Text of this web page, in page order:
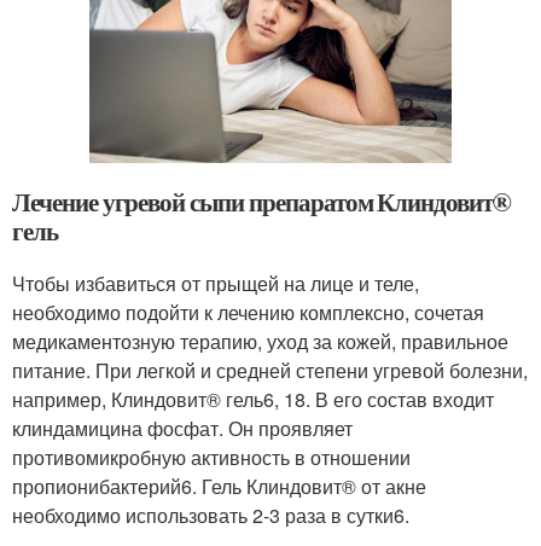
Лечение угревой сыпи препаратом Клиндовит®
гель
Чтобы избавиться от прыщей на лице и теле,
необходимо подойти к лечению комплексно, сочетая
медикаментозную терапию, уход за кожей, правильное
питание. При легкой и средней степени угревой болезни,
например, Клиндовит® гель6, 18. В его состав входит
клиндамицина фосфат. Он проявляет
противомикробную активность в отношении
пропионибактерий6. Гель Клиндовит® от акне
необходимо использовать 2-3 раза в сутки6.